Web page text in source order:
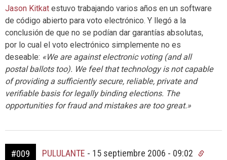
Jason Kitkat estuvo trabajando varios años en un software
de código abierto para voto electrónico. Y llegó a la
conclusión de que no se podían dar garantías absolutas,
por lo cual el voto electrónico simplemente no es
deseable: «We are against electronic voting (and all
postal ballots too). We feel that technology is not capable
of providing a sufficiently secure, reliable, private and
verifiable basis for legally binding elections. The
opportunities for fraud and mistakes are too great.»
#009 PULULANTE - 15 septiembre 2006 - 09:02